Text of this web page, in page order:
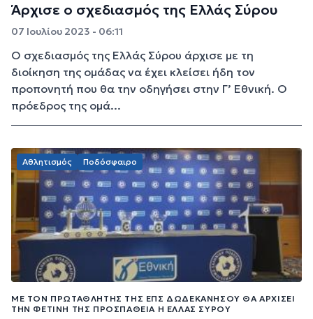
Άρχισε ο σχεδιασμός της Ελλάς Σύρου
07 Ιουλίου 2023 - 06:11
Ο σχεδιασμός της Ελλάς Σύρου άρχισε με τη
διοίκηση της ομάδας να έχει κλείσει ήδη τον
προπονητή που θα την οδηγήσει στην Γ’ Εθνική. Ο
πρόεδρος της ομά...
Αθλητισμός Ποδόσφαιρο
ΜΕ ΤΟΝ ΠΡΩΤΑΘΛΗΤΉΣ ΤΗΣ ΕΠΣ ΔΩΔΕΚΑΝΉΣΟΥ ΘΑ ΑΡΧΊΣΕΙ
ΤΗΝ ΦΕΤΙΝΉ ΤΗΣ ΠΡΟΣΠΆΘΕΙΑ Η ΕΛΛΆΣ ΣΎΡΟΥ